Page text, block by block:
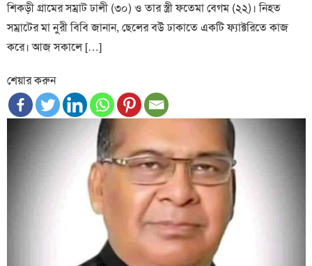
শিকড়ী গ্রামের সম্রাট ঢালী (৩০) ও তার স্ত্রী ফতেমা বেগম (২২)। নিহত
সম্রাটের মা নুরী বিবি জানান, ছেলের বউ ঢাকাতে একটি ফ্যাক্টরিতে কাজ
করে। আজ সকালে […]
শেয়ার করুন